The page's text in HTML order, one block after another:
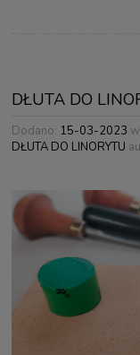
DŁUTA DO
Dodano: 15-03-2023
DŁUTA DO LINORYTU